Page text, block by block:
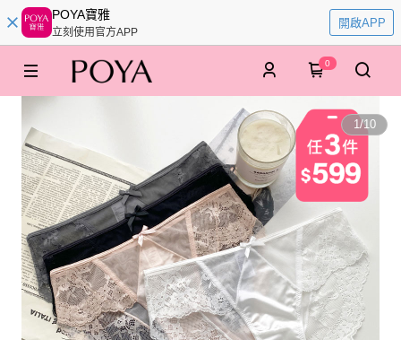
POYA寶雅
立刻使用官方APP
開啟APP
0
1/10